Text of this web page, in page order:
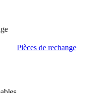
Pièces de rechange